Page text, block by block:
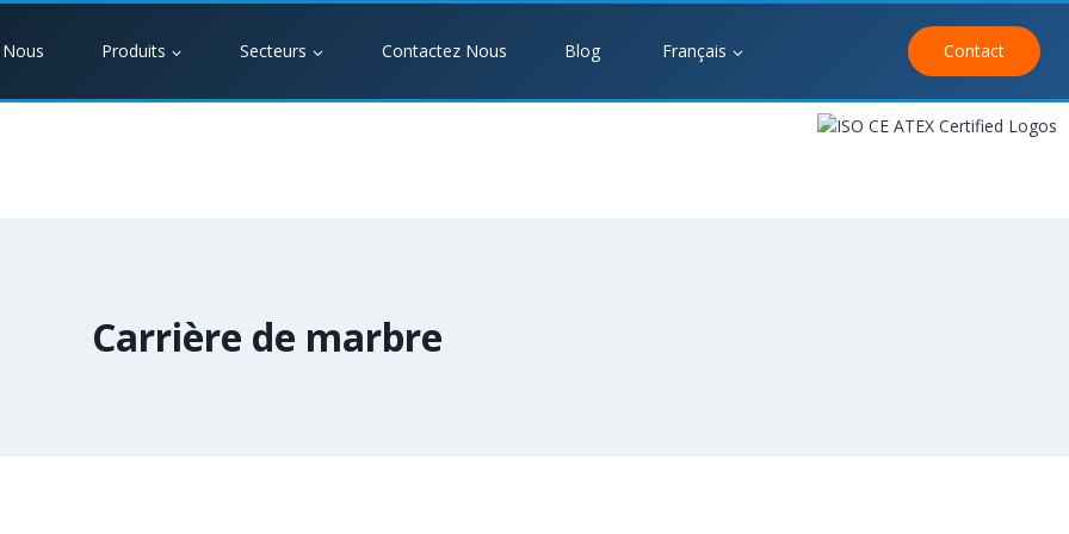
Produits Secteurs Contactez Nous Blog Français Contact
Carrière de marbre